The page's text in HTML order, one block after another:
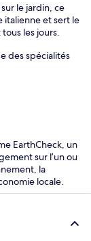
le jardin, ce
italienne et sert le
les jours.
des spécialités
EarthCheck, un
sur l’un ou
la
locale.